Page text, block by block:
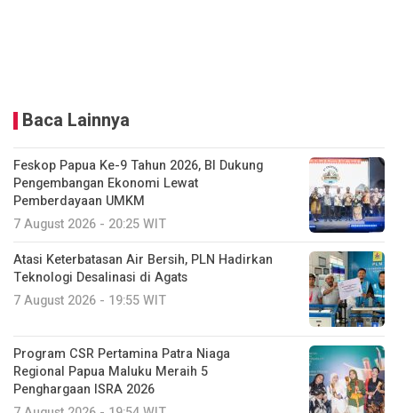
Baca Lainnya
Feskop Papua Ke-9 Tahun 2026, BI Dukung
Pengembangan Ekonomi Lewat
Pemberdayaan UMKM
7 August 2026 - 20:25 WIT
Atasi Keterbatasan Air Bersih, PLN Hadirkan
Teknologi Desalinasi di Agats
7 August 2026 - 19:55 WIT
Program CSR Pertamina Patra Niaga
Regional Papua Maluku Meraih 5
Penghargaan ISRA 2026